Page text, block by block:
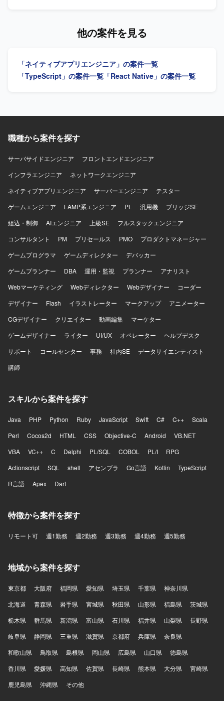
調しながら成果物の品質向上に取り組める方を想定してお
わることで、実践的なAI活用スキルを身につけていただけ
ます。 要件定義から運用まで一貫して関わることができる
ューションを企画・実装できる環境です。 【開発環境】
Python を用いたWebシステム開発を中心とした構成を想定
しております。 Microsoft Azure 上の Azure OpenAI や
Google Gemini などの生成AIモデルと連携するWebアプリ
ケーション基盤を使用しております。
面実装や、バックエンドとの連携部分の実装・動作確認な
きる方を求めております。チームメンバーや関係者と円滑
にコミュニケーションを取りながら開発を進めていただけ
す。バックエンド技術にも触れられる環境のため、フルス
【開発環境】 React.js、TypeScript、Java、SpringBootなど
を用いたWEBシステム開発環境となっております。
他の案件を見る
「ネイティブアプリエンジニア」の案件一覧
「TypeScript」の案件一覧 「React Native」の案件一覧
職種から案件を探す
サーバサイドエンジニア
フロントエンドエンジニア
インフラエンジニア
ネットワークエンジニア
ネイティブアプリエンジニア
サーバーエンジニア
テスター
ゲームエンジニア
LAMP系エンジニア PL 汎用機
ブリッジSE
組込・制御
AIエンジニア 上級SE
フルスタックエンジニア
コンサルタント
PM プリセールス PMO
プロダクトマネージャー
ゲームプログラマ
ゲームディレクター
デバッカー
ゲームプランナー
DBA 運用・監視 プランナー
アナリスト
Webマーケティング
Webディレクター Webデザイナー
コーダー
デザイナー
Flash イラストレーター マークアップ
アニメーター
CGデザイナー
クリエイター 動画編集
マーケター
ゲームデザイナー
ライター UI/UX オペレーター
ヘルプデスク
サポート
コールセンター 事務 社内SE
データサイエンティスト
講師
スキルから案件を探す
Java PHP Python Ruby JavaScript Swift C# C++
Scala
Perl
Cocos2d HTML CSS Objective-C Android
VB.NET
VBA
VC++ C Delphi PL/SQL COBOL PL/I
RPG
Actionscript
SQL shell アセンブラ Go言語 Kotlin
TypeScript
R言語
Apex Dart
特徴から案件を探す
リモート可 週1勤務 週2勤務 週3勤務 週4勤務 週5勤務
地域から案件を探す
東京都 大阪府 福岡県 愛知県 埼玉県 千葉県
神奈川県
北海道
青森県 岩手県 宮城県 秋田県 山形県 福島県
茨城県
栃木県
群馬県 新潟県 富山県 石川県 福井県 山梨県
長野県
岐阜県
静岡県 三重県 滋賀県 京都府 兵庫県
奈良県
和歌山県
鳥取県 島根県 岡山県 広島県 山口県
徳島県
香川県
愛媛県 高知県 佐賀県 長崎県 熊本県 大分県
宮崎県
鹿児島県
沖縄県 その他